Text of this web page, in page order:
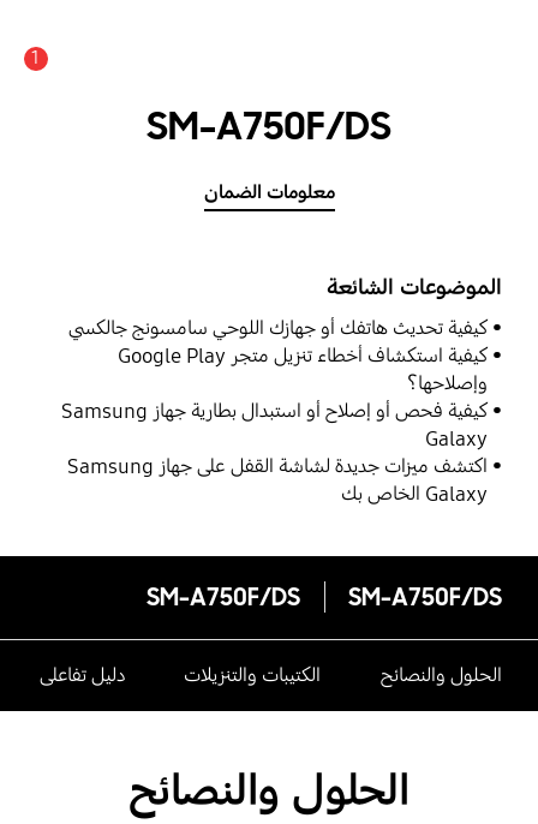
1
SM-A750F/DS
معلومات الضمان
الموضوعات الشائعة
كيفية تحديث هاتفك أو جهازك اللوحي سامسونج جالكسي
كيفية استكشاف أخطاء تنزيل متجر Google Play
وإصلاحها؟
كيفية فحص أو إصلاح أو استبدال بطارية جهاز Samsung
Galaxy
اكتشف ميزات جديدة لشاشة القفل على جهاز Samsung
Galaxy الخاص بك
SM-A750F/DS
SM-A750F/DS
الحلول والنصائح الكتيبات والتنزيلات دليل تفاعلى
الحلول والنصائح